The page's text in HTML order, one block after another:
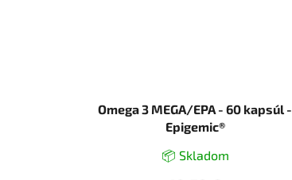
Omega 3 MEGA/EPA - 60 kapsúl -
Epigemic®
📦 Skladom